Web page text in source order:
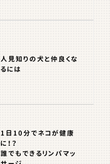
人見知りの犬と仲良くな
るには
1日10分でネコが健康
に！？
誰でもできるリンパマッ